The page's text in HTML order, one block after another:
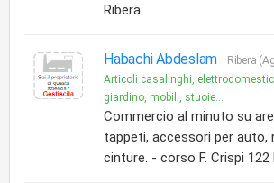
Ribera
Habachi Abdeslam
Ribera
Articoli casalinghi,
giardino, mobili, stuoie...
Commercio al minuto su
tappeti, accessori per auto,
cinture. - corso F. Crispi 122